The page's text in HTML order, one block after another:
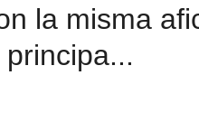
la misma